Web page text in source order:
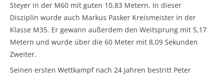
Steyer in der M60 mit guten 10,83 Metern. In dieser
Disziplin wurde auch Markus Pasker Kreismeister in der
Klasse M35. Er gewann außerdem den Weitsprung mit 5,17
Metern und wurde über die 60 Meter mit 8,09 Sekunden
Zweiter.
Seinen ersten Wettkampf nach 24 Jahren bestritt Peter